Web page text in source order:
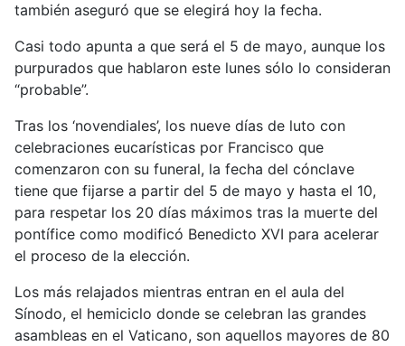
también aseguró que se elegirá hoy la fecha.
Casi todo apunta a que será el 5 de mayo, aunque los
purpurados que hablaron este lunes sólo lo consideran
“probable”.
Tras los ‘novendiales’, los nueve días de luto con
celebraciones eucarísticas por Francisco que
comenzaron con su funeral, la fecha del cónclave
tiene que fijarse a partir del 5 de mayo y hasta el 10,
para respetar los 20 días máximos tras la muerte del
pontífice como modificó Benedicto XVI para acelerar
el proceso de la elección.
Los más relajados mientras entran en el aula del
Sínodo, el hemiciclo donde se celebran las grandes
asambleas en el Vaticano, son aquellos mayores de 80